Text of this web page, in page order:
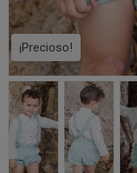
¡Precioso!